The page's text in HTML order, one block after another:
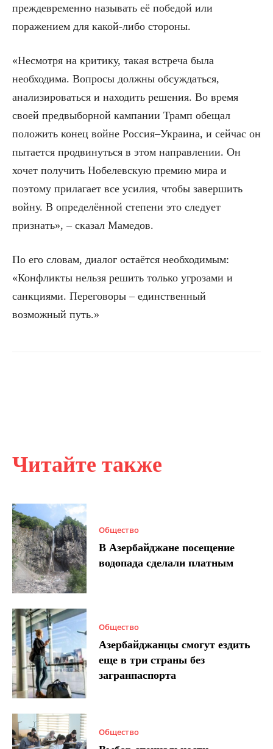
Читайте также
Общество
В Азербайджане посещение
водопада сделали платным
Общество
Азербайджанцы смогут ездить
еще в три страны без
загранпаспорта
Общество
преждевременно называть её победой или
поражением для какой-либо стороны.
«Несмотря на критику, такая встреча была
необходима. Вопросы должны обсуждаться,
анализироваться и находить решения. Во время
своей предвыборной кампании Трамп обещал
положить конец войне Россия–Украина, и сейчас он
пытается продвинуться в этом направлении. Он
хочет получить Нобелевскую премию мира и
поэтому прилагает все усилия, чтобы завершить
войну. В определённой степени это следует
признать», – сказал Мамедов.
По его словам, диалог остаётся необходимым:
«Конфликты нельзя решить только угрозами и
санкциями. Переговоры – единственный
возможный путь.»